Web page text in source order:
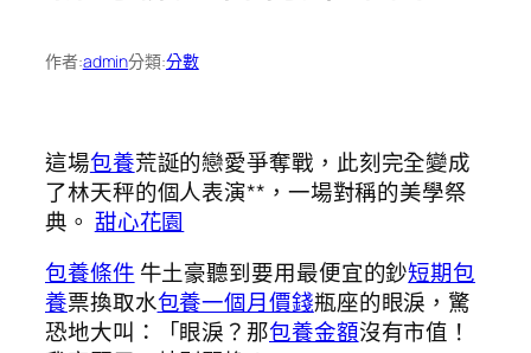
作者:admin分類:分數
這場包養荒誕的戀愛爭奪戰，此刻完全變成
了林天秤的個人表演**，一場對稱的美學祭
典。 甜心花園
包養條件 牛土豪聽到要用最便宜的鈔短期包
養票換取水包養一個月價錢瓶座的眼淚，驚
恐地大叫：「眼淚？那包養金額沒有市值！